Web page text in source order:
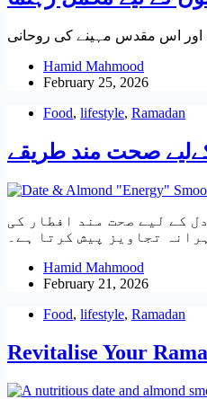
Hamid Mahmood
February 25, 2026
Food, lifestyle, Ramadan
کے لیے صحت مند افطار کی
تجاویز پیش کرتا ہے۔
Hamid Mahmood
February 21, 2026
Food, lifestyle, Ramadan
Revitalise Your